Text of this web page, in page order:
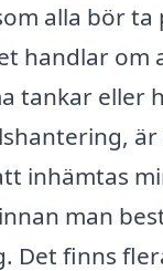
alla bör ta
handlar om
tankar eller
inhämtas
man
Det finns